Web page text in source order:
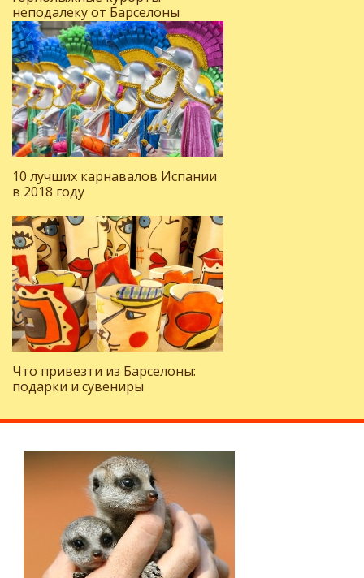
неподалеку от Барселоны
10 лучших карнавалов Испании
в 2018 году
Что привезти из Барселоны:
подарки и сувениры